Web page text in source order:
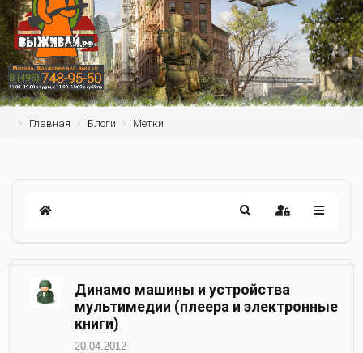
Главная Блоги Метки
Динамо машины и устройства
мультимедии (плеера и электронные
книги)
20.04.2012